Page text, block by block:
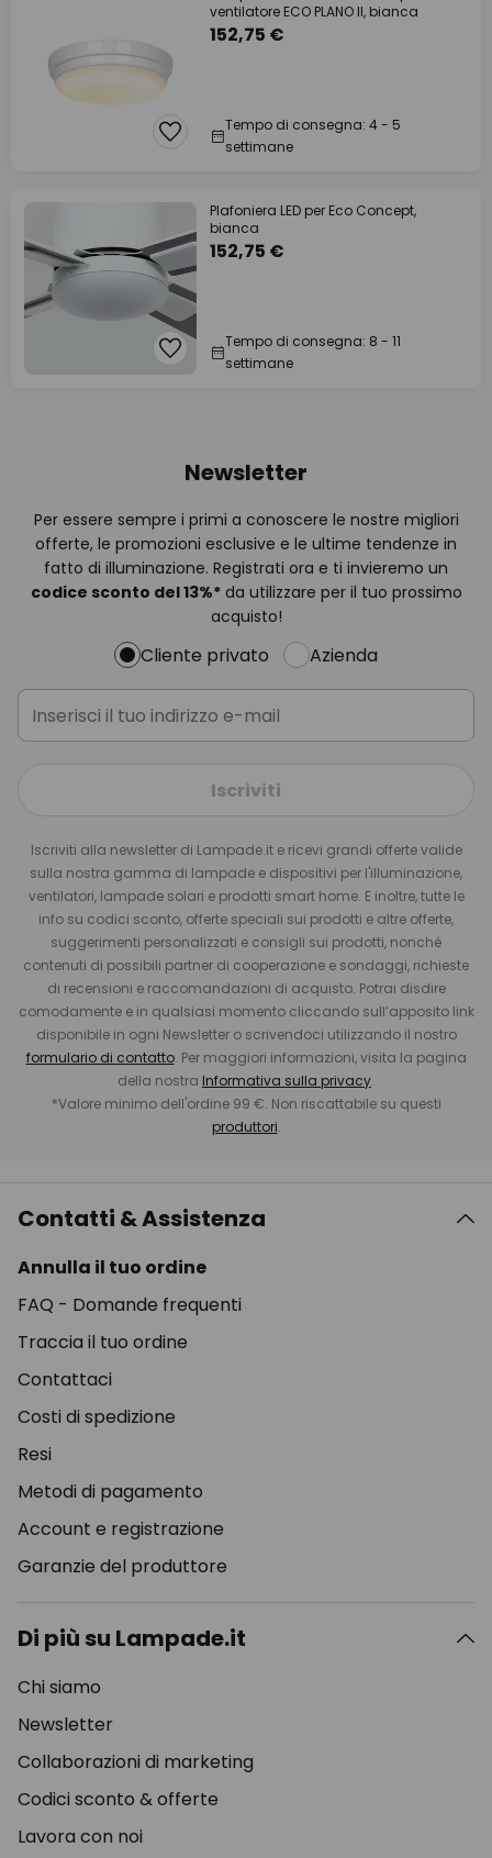
ventilatore ECO PLANO II, bianca
152,75 €
Tempo di consegna: 4 - 5
settimane
Plafoniera LED per Eco Concept,
bianca
152,75 €
Tempo di consegna: 8 - 11
settimane
Newsletter
Per essere sempre i primi a conoscere le nostre migliori
offerte, le promozioni esclusive e le ultime tendenze in
fatto di illuminazione. Registrati ora e ti invieremo un
codice sconto del13%*da utilizzare per il tuo prossimo
acquisto!
Cliente privato Azienda
Iscriviti
Iscriviti alla newsletter di Lampade.it e ricevi grandi offerte valide
sulla nostra gamma di lampade e dispositivi per l'illuminazione,
ventilatori, lampade solari e prodotti smart home. E inoltre, tutte le
info su codici sconto, offerte speciali sui prodotti e altre offerte,
suggerimenti personalizzati e consigli sui prodotti, nonché
contenuti di possibili partner di cooperazione e sondaggi, richieste
di recensioni e raccomandazioni di acquisto. Potrai disdire
comodamente e in qualsiasi momento cliccando sull’apposito link
disponibile in ogni Newsletter o scrivendoci utilizzando il nostro
formulario di contatto. Per maggiori informazioni, visita la pagina
della nostra Informativa sulla privacy.
*Valore minimo dell'ordine 99 €. Non riscattabile su questi
produttori.
Contatti & Assistenza
Annulla il tuo ordine
FAQ - Domande frequenti
Traccia il tuo ordine
Contattaci
Costi di spedizione
Resi
Metodi di pagamento
Account e registrazione
Garanzie del produttore
Di più su Lampade.it
Chi siamo
Newsletter
Collaborazioni di marketing
Codici sconto & offerte
Lavora con noi